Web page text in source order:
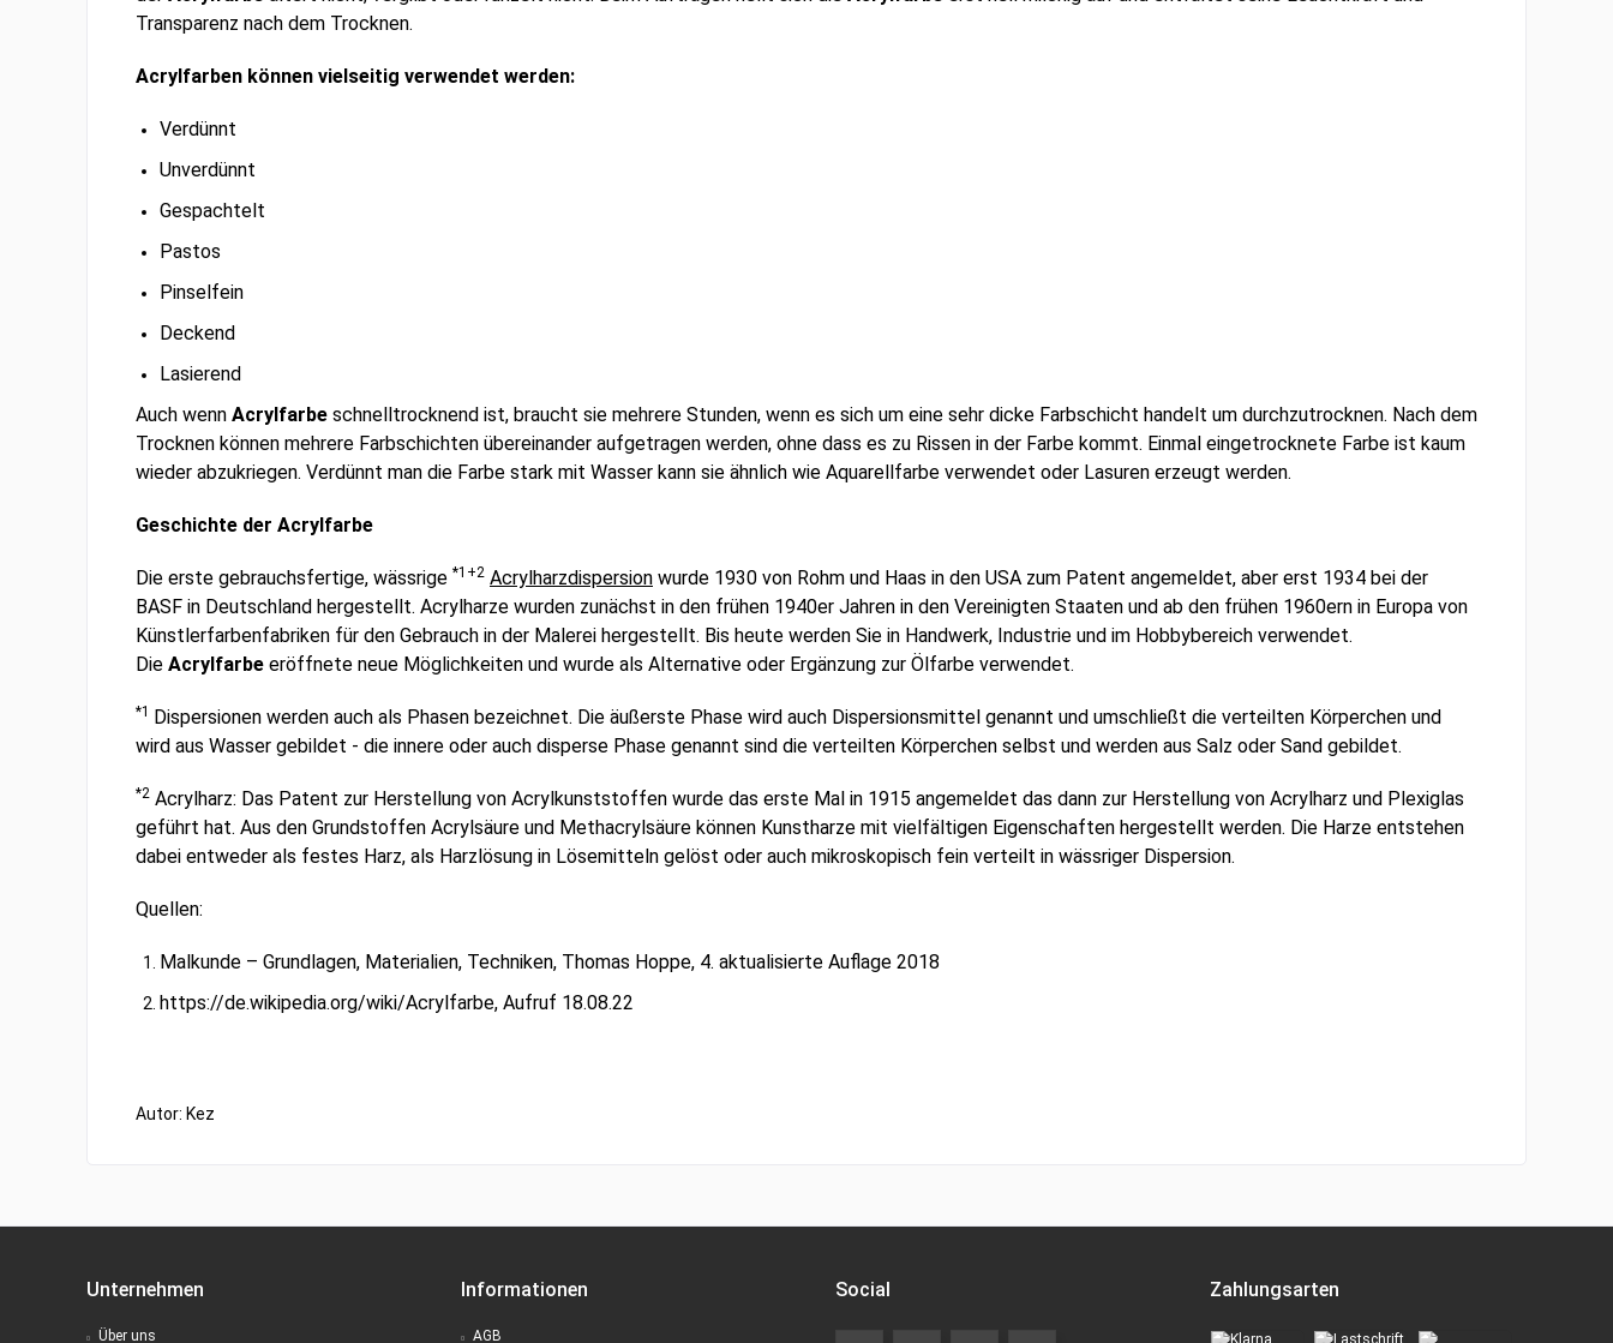
Transparenz nach dem Trocknen.
Acrylfarben können vielseitig verwendet werden:
Verdünnt
Unverdünnt
Gespachtelt
Pastos
Pinselfein
Deckend
Lasierend
Auch wenn Acrylfarbe schnelltrocknend ist, braucht sie mehrere Stunden, wenn es sich um eine sehr dicke Farbschicht handelt um durchzutrocknen. Nach dem
Trocknen können mehrere Farbschichten übereinander aufgetragen werden, ohne dass es zu Rissen in der Farbe kommt. Einmal eingetrocknete Farbe ist kaum
wieder abzukriegen. Verdünnt man die Farbe stark mit Wasser kann sie ähnlich wie Aquarellfarbe verwendet oder Lasuren erzeugt werden.
Geschichte der Acrylfarbe
Die erste gebrauchsfertige, wässrige *1+2 Acrylharzdispersion wurde 1930 von Rohm und Haas in den USA zum Patent angemeldet, aber erst 1934 bei der
BASF in Deutschland hergestellt. Acrylharze wurden zunächst in den frühen 1940er Jahren in den Vereinigten Staaten und ab den frühen 1960ern in Europa von
Künstlerfarbenfabriken für den Gebrauch in der Malerei hergestellt. Bis heute werden Sie in Handwerk, Industrie und im Hobbybereich verwendet.
Die Acrylfarbe eröffnete neue Möglichkeiten und wurde als Alternative oder Ergänzung zur Ölfarbe verwendet.
*1 Dispersionen werden auch als Phasen bezeichnet. Die äußerste Phase wird auch Dispersionsmittel genannt und umschließt die verteilten Körperchen und
wird aus Wasser gebildet - die innere oder auch disperse Phase genannt sind die verteilten Körperchen selbst und werden aus Salz oder Sand gebildet.
*2 Acrylharz: Das Patent zur Herstellung von Acrylkunststoffen wurde das erste Mal in 1915 angemeldet das dann zur Herstellung von Acrylharz und Plexiglas
geführt hat. Aus den Grundstoffen Acrylsäure und Methacrylsäure können Kunstharze mit vielfältigen Eigenschaften hergestellt werden. Die Harze entstehen
dabei entweder als festes Harz, als Harzlösung in Lösemitteln gelöst oder auch mikroskopisch fein verteilt in wässriger Dispersion.
Quellen:
Malkunde – Grundlagen, Materialien, Techniken, Thomas Hoppe, 4. aktualisierte Auflage 2018
https://de.wikipedia.org/wiki/Acrylfarbe, Aufruf 18.08.22
Autor: Kez
Unternehmen
Über uns
Informationen
AGB
Social Zahlungsarten